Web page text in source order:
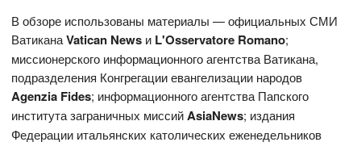
В обзоре использованы материалы — официальных СМИ
ВатиканаVatican News и L'Osservatore Romano;
миссионерского информационного агентства Ватикана,
подразделения Конгрегации евангелизации народов
Agenzia Fides; информационного агентства Папского
института заграничных миссийAsiaNews; издания
Федерации итальянских католических еженедельников